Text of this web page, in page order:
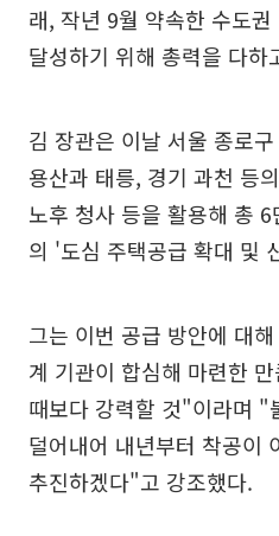
래, 작년 9월 약속한 수도
달성하기 위해 총력을 다
김 장관은 이날 서울 종로
용산과 태릉, 경기 과천 등
노후 청사 등을 활용해 총
의 '도심 주택공급 확대 및
그는 이번 공급 방안에 대
계 기관이 합심해 마련한
때보다 강력할 것"이라며 "
덜어내어 내년부터 착공이
추진하겠다"고 강조했다.